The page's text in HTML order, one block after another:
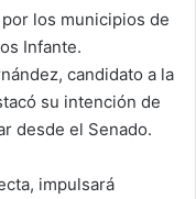
los municipios de
Infante.
candidato a la
su intención de
desde el Senado.
impulsará